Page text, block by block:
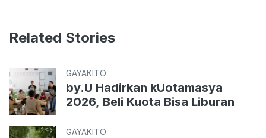
Related Stories
GAYAKITO
by.U Hadirkan kUotamasya
2026, Beli Kuota Bisa Liburan
GAYAKITO